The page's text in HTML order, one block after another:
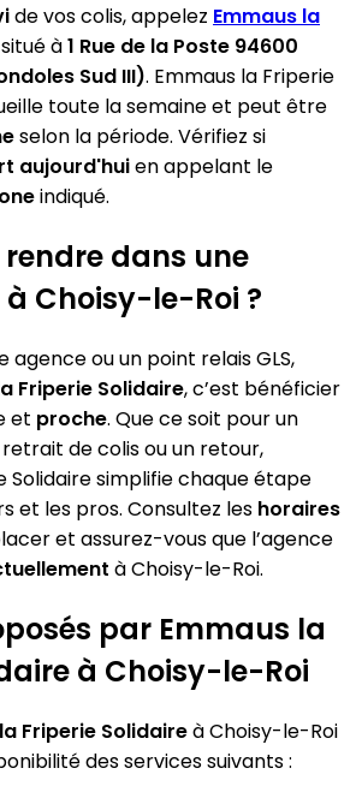
de vos colis, appelez Emmaus la
à1 Rue de la Poste 94600
Sud III). Emmaus la Friperie
toute la semaine et peut être
selon la période. Vérifiez si
aujourd'huien appelant le
indiqué.
rendre dans une
à Choisy-le-Roi ?
agence ou un point relais GLS,
Friperie Solidaire, c’est bénéficier
et proche. Que ce soit pour un
de colis ou un retour,
Solidaire simplifie chaque étape
et les pros. Consultez les horaires
et assurez-vous que l’agence
à Choisy-le-Roi.
par Emmaus la
à Choisy-le-Roi
Friperie Solidaireà Choisy-le-Roi
des services suivants :